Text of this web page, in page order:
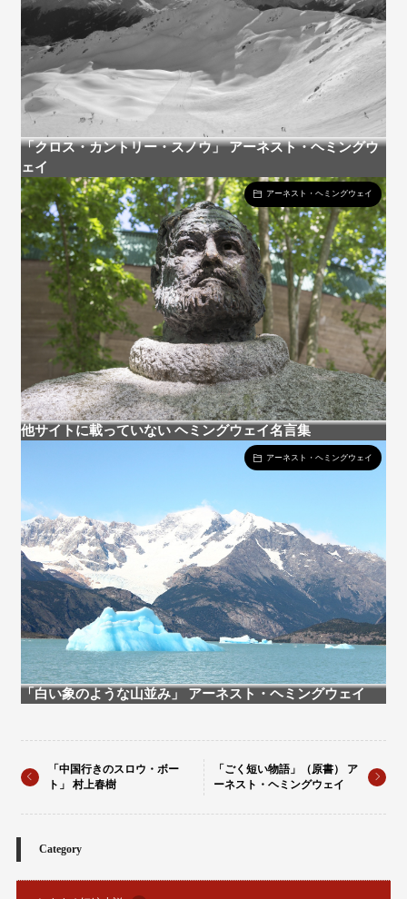
「クロス・カントリー・スノウ」 アーネスト・ヘミングウ
ェイ
アーネスト・ヘミングウェイ
他サイトに載っていない ヘミングウェイ名言集
アーネスト・ヘミングウェイ
「白い象のような山並み」 アーネスト・ヘミングウェイ
「中国行きのスロウ・ボー
ト」 村上春樹
「ごく短い物語」（原書） ア
ーネスト・ヘミングウェイ
Category